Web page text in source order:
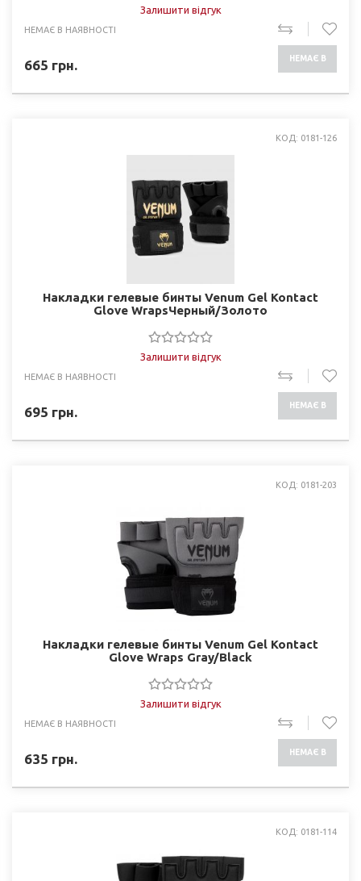
Залишити відгук
НЕМАЄ В НАЯВНОСТІ
665 грн. НЕМАЄ В
КОД: 0181-126
Накладки гелевые бинты Venum Gel Kontact
Glove WrapsЧерный/Золото
Залишити відгук
НЕМАЄ В НАЯВНОСТІ
695 грн. НЕМАЄ В
КОД: 0181-203
Накладки гелевые бинты Venum Gel Kontact
Glove Wraps Gray/Black
Залишити відгук
НЕМАЄ В НАЯВНОСТІ
635 грн. НЕМАЄ В
КОД: 0181-114